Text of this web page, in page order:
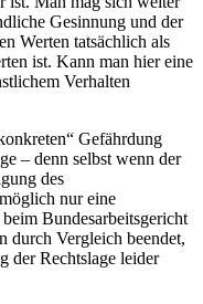
Gesinnung und der
Werten tatsächlich als
ist. Kann man hier eine
Verhalten
Gefährdung
– denn selbst wenn der
des
nur eine
Bundesarbeitsgericht
durch Vergleich beendet,
der Rechtslage leider